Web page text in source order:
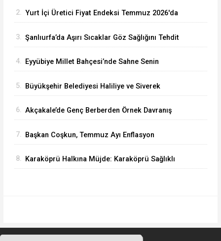
2. Yurt İçi Üretici Fiyat Endeksi Temmuz 2026'da
3. Şanlıurfa’da Aşırı Sıcaklar Göz Sağlığını Tehdit
4. Eyyübiye Millet Bahçesi’nde Sahne Senin
5. Büyükşehir Belediyesi Haliliye ve Siverek
6. Akçakale’de Genç Berberden Örnek Davranış
7. Başkan Coşkun, Temmuz Ayı Enflasyon
8. Karaköprü Halkına Müjde: Karaköprü Sağlıklı